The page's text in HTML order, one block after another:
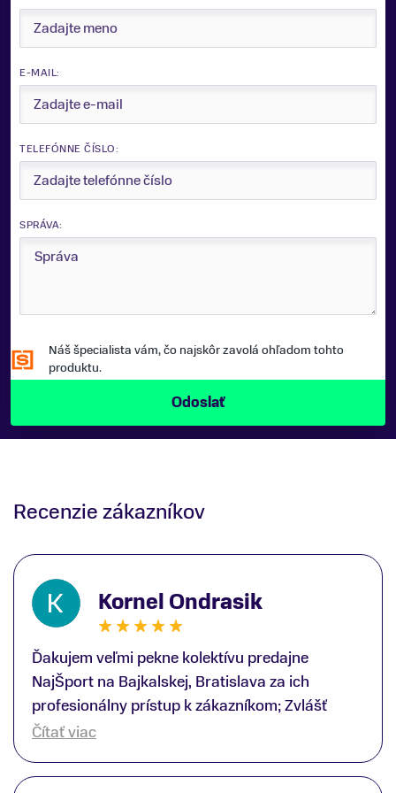
E-MAIL:
TELEFÓNNE ČÍSLO:
SPRÁVA:
Náš špecialista vám, čo najskôr zavolá ohľadom tohto
produktu.
Recenzie zákazníkov
Kornel Ondrasik
Ďakujem veľmi pekne kolektívu predajne
NajŠport na Bajkalskej, Bratislava za ich
profesionálny prístup k zákazníkom; Zvlášť
ďakujem špecialistovi Martinovi Gunišovi za
lyžiarskej obuvi, ako aj prilby.. všetko značka
Čítať viac